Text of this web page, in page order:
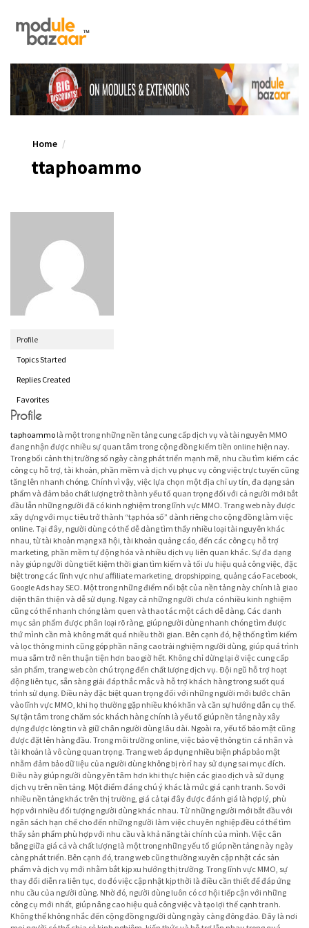
Home
ttaphoammo
Profile
Topics Started
Replies Created
Favorites
Profile
taphoammo là một trong những nền tảng cung cấp dịch vụ và tài nguyên MMO
đang nhận được nhiều sự quan tâm trong cộng đồng kiếm tiền online hiện nay.
Trong bối cảnh thị trường số ngày càng phát triển mạnh mẽ, nhu cầu tìm kiếm các
công cụ hỗ trợ, tài khoản, phần mềm và dịch vụ phục vụ công việc trực tuyến cũng
tăng lên nhanh chóng. Chính vì vậy, việc lựa chọn một địa chỉ uy tín, đa dạng sản
phẩm và đảm bảo chất lượng trở thành yếu tố quan trọng đối với cả người mới bắt
đầu lẫn những người đã có kinh nghiệm trong lĩnh vực MMO. Trang web này được
xây dựng với mục tiêu trở thành “tạp hóa số” dành riêng cho cộng đồng làm việc
online. Tại đây, người dùng có thể dễ dàng tìm thấy nhiều loại tài nguyên khác
nhau, từ tài khoản mạng xã hội, tài khoản quảng cáo, đến các công cụ hỗ trợ
marketing, phần mềm tự động hóa và nhiều dịch vụ liên quan khác. Sự đa dạng
này giúp người dùng tiết kiệm thời gian tìm kiếm và tối ưu hiệu quả công việc, đặc
biệt trong các lĩnh vực như affiliate marketing, dropshipping, quảng cáo Facebook,
Google Ads hay SEO. Một trong những điểm nổi bật của nền tảng này chính là giao
diện thân thiện và dễ sử dụng. Ngay cả những người chưa có nhiều kinh nghiệm
cũng có thể nhanh chóng làm quen và thao tác một cách dễ dàng. Các danh
mục sản phẩm được phân loại rõ ràng, giúp người dùng nhanh chóng tìm được
thứ mình cần mà không mất quá nhiều thời gian. Bên cạnh đó, hệ thống tìm kiếm
và lọc thông minh cũng góp phần nâng cao trải nghiệm người dùng, giúp quá trình
mua sắm trở nên thuận tiện hơn bao giờ hết. Không chỉ dừng lại ở việc cung cấp
sản phẩm, trang web còn chú trọng đến chất lượng dịch vụ. Đội ngũ hỗ trợ hoạt
động liên tục, sẵn sàng giải đáp thắc mắc và hỗ trợ khách hàng trong suốt quá
trình sử dụng. Điều này đặc biệt quan trọng đối với những người mới bước chân
vào lĩnh vực MMO, khi họ thường gặp nhiều khó khăn và cần sự hướng dẫn cụ thể.
Sự tận tâm trong chăm sóc khách hàng chính là yếu tố giúp nền tảng này xây
dựng được lòng tin và giữ chân người dùng lâu dài. Ngoài ra, yếu tố bảo mật cũng
được đặt lên hàng đầu. Trong môi trường online, việc bảo vệ thông tin cá nhân và
tài khoản là vô cùng quan trọng. Trang web áp dụng nhiều biện pháp bảo mật
nhằm đảm bảo dữ liệu của người dùng không bị rò rỉ hay sử dụng sai mục đích.
Điều này giúp người dùng yên tâm hơn khi thực hiện các giao dịch và sử dụng
dịch vụ trên nền tảng. Một điểm đáng chú ý khác là mức giá cạnh tranh. So với
nhiều nền tảng khác trên thị trường, giá cả tại đây được đánh giá là hợp lý, phù
hợp với nhiều đối tượng người dùng khác nhau. Từ những người mới bắt đầu với
ngân sách hạn chế cho đến những người làm việc chuyên nghiệp đều có thể tìm
thấy sản phẩm phù hợp với nhu cầu và khả năng tài chính của mình. Việc cân
bằng giữa giá cả và chất lượng là một trong những yếu tố giúp nền tảng này ngày
càng phát triển. Bên cạnh đó, trang web cũng thường xuyên cập nhật các sản
phẩm và dịch vụ mới nhằm bắt kịp xu hướng thị trường. Trong lĩnh vực MMO, sự
thay đổi diễn ra liên tục, do đó việc cập nhật kịp thời là điều cần thiết để đáp ứng
nhu cầu của người dùng. Nhờ đó, người dùng luôn có cơ hội tiếp cận với những
công cụ mới nhất, giúp nâng cao hiệu quả công việc và tạo lợi thế cạnh tranh.
Không thể không nhắc đến cộng đồng người dùng ngày càng đông đảo. Đây là nơi